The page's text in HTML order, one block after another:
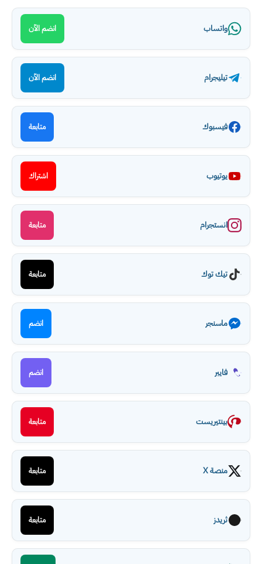
واتساب انضم الآن
تيليجرام انضم الآن
فيسبوك متابعة
يوتيوب اشتراك
انستجرام متابعة
تيك توك متابعة
ماسنجر انضم
فايبر انضم
بينتيريست متابعة
منصة X متابعة
ثريدز متابعة